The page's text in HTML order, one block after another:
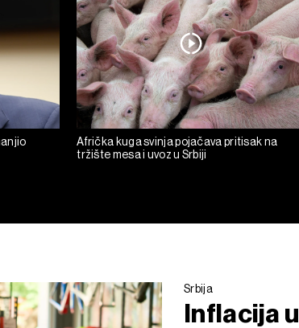
Afrička kuga svinja pojačava pritisak na
tržište mesa i uvoz u Srbiji
Srbija
Inflacija